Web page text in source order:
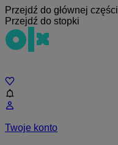
Przejdź do głównej części
Przejdź do stopki
Twoje konto